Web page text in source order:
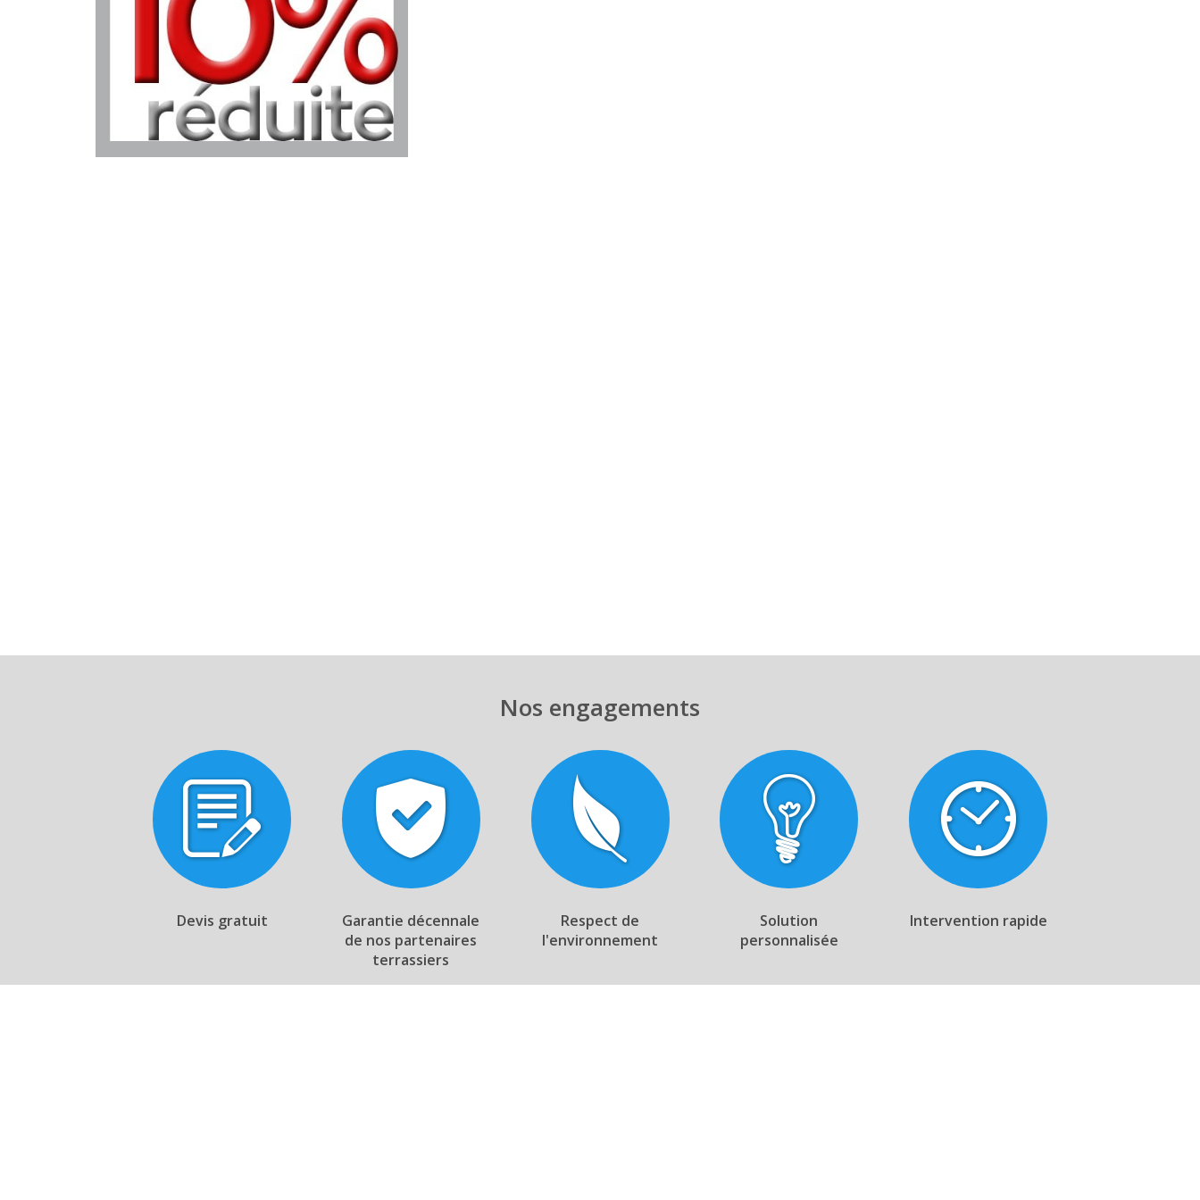
Micro station d'épuration, 7
habitants
Micro station d'épuration 8
habitants
Micro station d'épuration 9
habitants
Clapet anti-retour
Clapet anti-retour PVC
Clapet de nez anti-retour
Alarme de niveau
Roulement moteur d'épuration
Nos engagements
Devis gratuit
Garantie décennale
de nos partenaires
terrassiers
Respect de
l'environnement
Solution
personnalisée
Intervention rapide